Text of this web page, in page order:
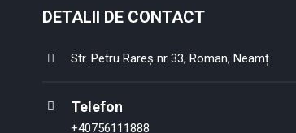
DETALII DE CONTACT
Str. Petru Rareș nr 33, Roman, Neamț
Telefon
+40756111888